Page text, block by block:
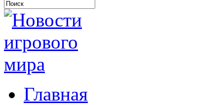
Главная